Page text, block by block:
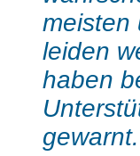
meisten
leiden
haben
gewarnt.